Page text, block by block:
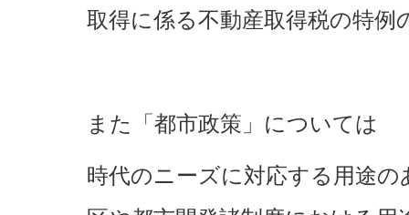
取得に係る不動産取得税の特例
また「都市政策」については
時代のニーズに対応する用途